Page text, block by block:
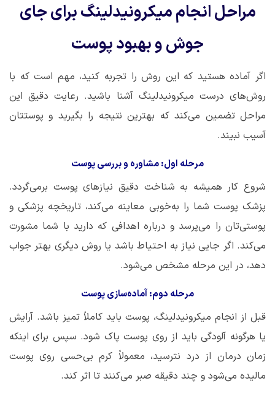
مراحل انجام میکرونیدلینگ برای جای
جوش و بهبود پوست
اگر آماده هستید که این روش را تجربه کنید، مهم است که با
روش‌های درست میکرونیدلینگ آشنا باشید. رعایت دقیق این
مراحل تضمین می‌کند که بهترین نتیجه را بگیرید و پوستتان
آسیب نبیند.
مرحله اول: مشاوره و بررسی پوست
شروع کار همیشه به شناخت دقیق نیازهای پوست برمی‌گردد.
پزشک پوست شما را به‌خوبی معاینه می‌کند، تاریخچه پزشکی و
پوستی‌تان را می‌پرسد و درباره اهدافی که دارید با شما مشورت
می‌کند. اگر جایی نیاز به احتیاط باشد یا روش دیگری بهتر جواب
دهد، در این مرحله مشخص می‌شود.
مرحله دوم: آماده‌سازی پوست
قبل از انجام میکرونیدلینگ، پوست باید کاملاً تمیز باشد. آرایش
یا هرگونه آلودگی باید از روی پوست پاک شود. سپس برای اینکه
زمان درمان از درد نترسید، معمولاً کرم بی‌حسی روی پوست
مالیده می‌شود و چند دقیقه صبر می‌کنند تا اثر کند.